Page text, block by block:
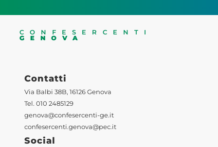
CONFESERCENTI
GENOVA
Contatti
Via Balbi 38B, 16126 Genova
Tel. 010 2485129
genova@confesercenti-ge.it
confesercenti.genova@pec.it
Social